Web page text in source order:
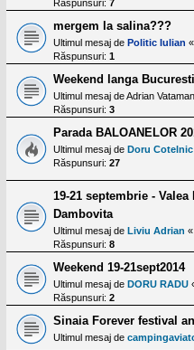
Răspunsuri: 7
mergem la salina???
Ultimul mesaj de Politic Iulian «
Răspunsuri: 1
Weekend langa
Ultimul mesaj deAdrian
Răspunsuri: 3
Parada BALOANELOR
Ultimul mesaj de Doru Cotelnic
Răspunsuri: 27
19-21 septembrie -
Dambovita
Ultimul mesaj de Liviu Adrian «
Răspunsuri: 8
Weekend 19-21sept2014
Ultimul mesaj de DORU RADU
Răspunsuri: 2
Sinaia Forever festival
Ultimul mesaj de